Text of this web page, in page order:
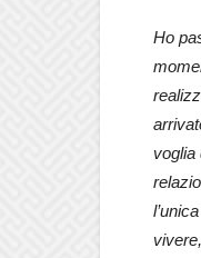
Ho
voglia